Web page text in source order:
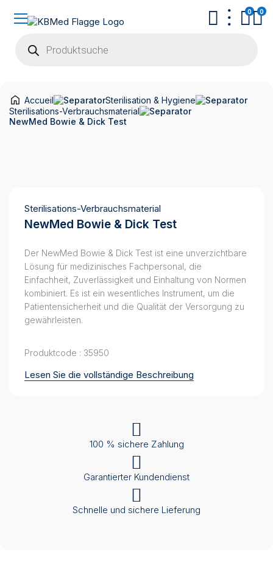
search
0 0
Accueil
Sterilisation & Hygiene
Sterilisations-Verbrauchsmaterial
NewMed Bowie & Dick Test
Sterilisations-Verbrauchsmaterial
NewMed Bowie & Dick Test
Der NewMed Bowie & Dick Test ist eine unverzichtbare
Lösung für medizinisches Fachpersonal, die
Einfachheit, Zuverlässigkeit und Einhaltung von Normen
kombiniert. Es ist ein wesentliches Instrument, um die
Patientensicherheit und die Qualität der Versorgung zu
gewährleisten.
Produktcode : 35950
Lesen Sie die vollständige Beschreibung
100 % sichere Zahlung
Garantierter Kundendienst
Schnelle und sichere Lieferung